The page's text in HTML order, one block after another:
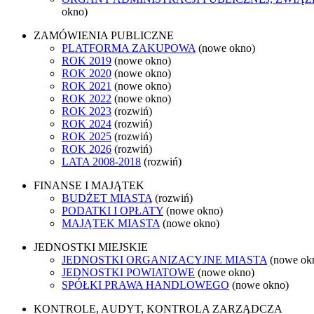
okno)
ZAMÓWIENIA PUBLICZNE
PLATFORMA ZAKUPOWA (nowe okno)
ROK 2019 (nowe okno)
ROK 2020 (nowe okno)
ROK 2021 (nowe okno)
ROK 2022 (nowe okno)
ROK 2023 (rozwiń)
ROK 2024 (rozwiń)
ROK 2025 (rozwiń)
ROK 2026 (rozwiń)
LATA 2008-2018 (rozwiń)
FINANSE I MAJĄTEK
BUDŻET MIASTA (rozwiń)
PODATKI I OPŁATY (nowe okno)
MAJĄTEK MIASTA (nowe okno)
JEDNOSTKI MIEJSKIE
JEDNOSTKI ORGANIZACYJNE MIASTA (nowe
JEDNOSTKI POWIATOWE (nowe okno)
SPÓŁKI PRAWA HANDLOWEGO (nowe okno)
KONTROLE, AUDYT, KONTROLA ZARZĄDCZA